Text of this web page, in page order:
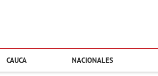
CAUCA NACIONALES